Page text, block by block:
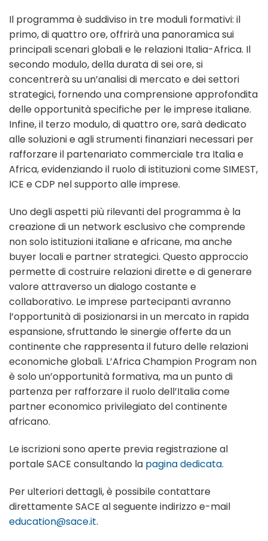
Il programma è suddiviso in tre moduli formativi: il
primo, di quattro ore, offrirà una panoramica sui
principali scenari globali e le relazioni Italia-Africa. Il
secondo modulo, della durata di sei ore, si
concentrerà su un’analisi di mercato e dei settori
strategici, fornendo una comprensione approfondita
delle opportunità specifiche per le imprese italiane.
Infine, il terzo modulo, di quattro ore, sarà dedicato
alle soluzioni e agli strumenti finanziari necessari per
rafforzare il partenariato commerciale tra Italia e
Africa, evidenziando il ruolo di istituzioni come SIMEST,
ICE e CDP nel supporto alle imprese.
Uno degli aspetti più rilevanti del programma è la
creazione di un network esclusivo che comprende
non solo istituzioni italiane e africane, ma anche
buyer locali e partner strategici. Questo approccio
permette di costruire relazioni dirette e di generare
valore attraverso un dialogo costante e
collaborativo. Le imprese partecipanti avranno
l’opportunità di posizionarsi in un mercato in rapida
espansione, sfruttando le sinergie offerte da un
continente che rappresenta il futuro delle relazioni
economiche globali. L’Africa Champion Program non
è solo un’opportunità formativa, ma un punto di
partenza per rafforzare il ruolo dell’Italia come
partner economico privilegiato del continente
africano.
Le iscrizioni sono aperte previa registrazione al
portale SACE consultando la pagina dedicata.
Per ulteriori dettagli, è possibile contattare
direttamente SACE al seguente indirizzo e-mail
education@sace.it.